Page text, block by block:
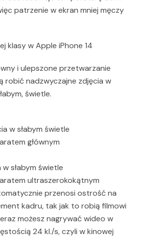
patrzenie w ekran mniej męczy
klasy w Apple iPhone 14
i ulepszone przetwarzanie
robić nadzwyczajne zdjęcia w
świetle.
w słabym świetle
głównym
słabym świetle
ultraszerokokątnym
przenosi ostrość na
kadru, tak jak to robią filmowi
możesz nagrywać wideo w
24 kl./s, czyli w kinowej